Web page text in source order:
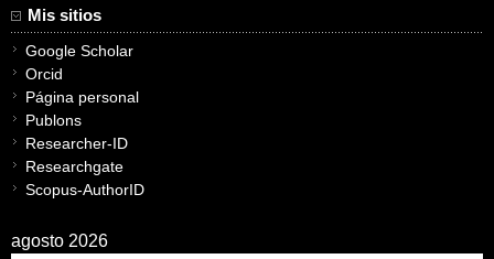
Mis sitios
Google Scholar
Orcid
Página personal
Publons
Researcher-ID
Researchgate
Scopus-AuthorID
agosto 2026